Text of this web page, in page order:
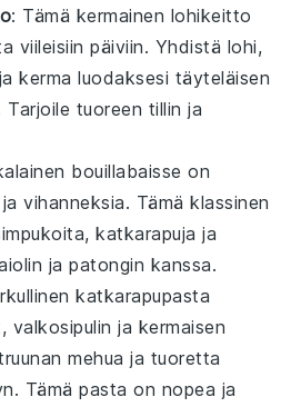
: Tämä kermainen lohikeitto
viileisiin päiviin. Yhdistä lohi,
jakerma luodaksesi täyteläisen
tuoreen tillin ja
bouillabaisse on
javihanneksia. Tämä klassinen
,katkarapuja ja
japatongin kanssa.
katkarapupasta
, valkosipulin ja kermaisen
mehua ja tuoretta
Tämäpasta on nopea ja